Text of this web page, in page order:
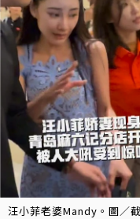
汪小菲老婆Mandy。圖／